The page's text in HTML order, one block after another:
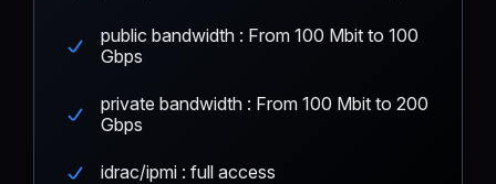
public bandwidth : From 100 Mbit to 100
Gbps
private bandwidth : From 100 Mbit to 200
Gbps
idrac/ipmi : full access